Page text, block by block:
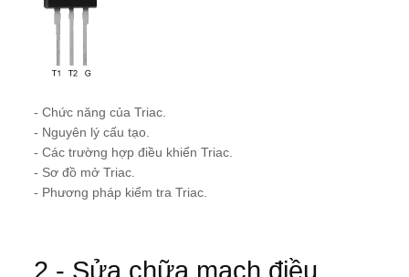
- Chức năng của Triac.
- Nguyên lý cấu tạo.
- Các trường hợp điều khiển Triac.
- Sơ đồ mở Triac.
- Phương pháp kiểm tra Triac.
2 - Sửa chữa mạch điều